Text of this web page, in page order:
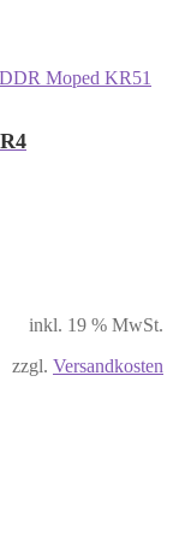
inkl. 19 % MwSt.
zzgl. Versandkosten